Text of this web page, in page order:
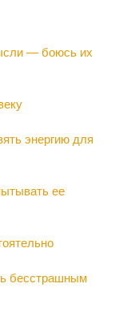
— боюсь их
энергию для
ее
бесстрашным